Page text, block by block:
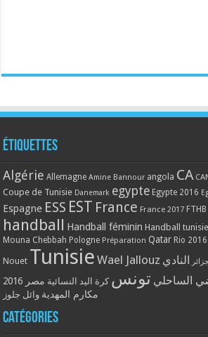
Étiquettes
Algérie Allemagne Amine Bannour angola CA
Coupe de Tunisie Danemark egypte Egypte 2016
Espagne ESS EST France France 2017 FTHB
handball Handball féminin Handball tunisie
Mouna Chebbah Pologne Préparation Qatar Rio 2016
Nouet Tunisie Wael Jallouz النادي
الساحلي تونس كرة اليد النسائية مصر 2016
مكارم المهدية وائل جلوز
Catégories